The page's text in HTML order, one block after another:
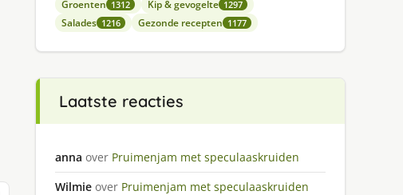
Groenten 1312 Kip & gevogelte 1297
Salades 1216 Gezonde recepten 1177
Laatste reacties
anna over Pruimenjam met speculaaskruiden
Wilmie over Pruimenjam met speculaaskruiden